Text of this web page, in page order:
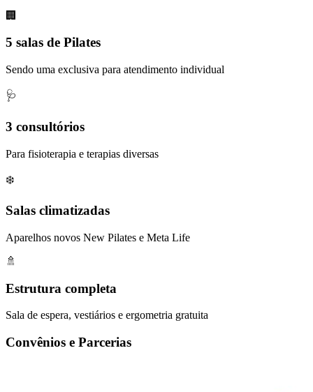
🏢
5 salas de Pilates
Sendo uma exclusiva para atendimento individual
🩺
3 consultórios
Para fisioterapia e terapias diversas
❄️
Salas climatizadas
Aparelhos novos New Pilates e Meta Life
🚿
Estrutura completa
Sala de espera, vestiários e ergometria gratuita
Convênios e Parcerias